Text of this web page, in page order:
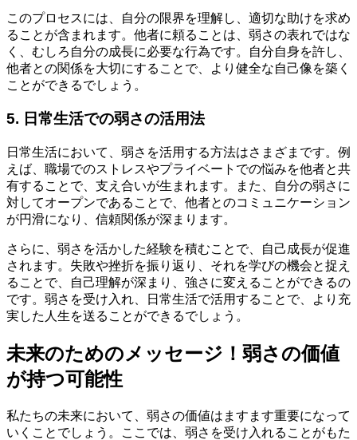
このプロセスには、自分の限界を理解し、適切な助けを求め
ることが含まれます。他者に頼ることは、弱さの表れではな
く、むしろ自分の成長に必要な行為です。自分自身を許し、
他者との関係を大切にすることで、より健全な自己像を築く
ことができるでしょう。
5. 日常生活での弱さの活用法
日常生活において、弱さを活用する方法はさまざまです。例
えば、職場でのストレスやプライベートでの悩みを他者と共
有することで、支え合いが生まれます。また、自分の弱さに
対してオープンであることで、他者とのコミュニケーション
が円滑になり、信頼関係が深まります。
さらに、弱さを活かした経験を積むことで、自己成長が促進
されます。失敗や挫折を振り返り、それを学びの機会と捉え
ることで、自己理解が深まり、強さに変えることができるの
です。弱さを受け入れ、日常生活で活用することで、より充
実した人生を送ることができるでしょう。
未来のためのメッセージ！弱さの価値
が持つ可能性
私たちの未来において、弱さの価値はますます重要になって
いくことでしょう。ここでは、弱さを受け入れることがもた